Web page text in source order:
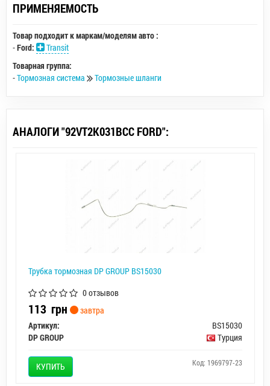
ПРИМЕНЯЕМОСТЬ
Товар подходит к маркам/моделям авто :
-Ford:
Transit
Товарная группа:
-Тормозная система Тормозные шланги
АНАЛОГИ "92VT2K031BCC FORD":
Трубка тормозная DP GROUP BS15030
0 отзывов
113 грн
завтра
Артикул:
BS15030
DP GROUP
Турция
КУПИТЬ Код: 1969797-23